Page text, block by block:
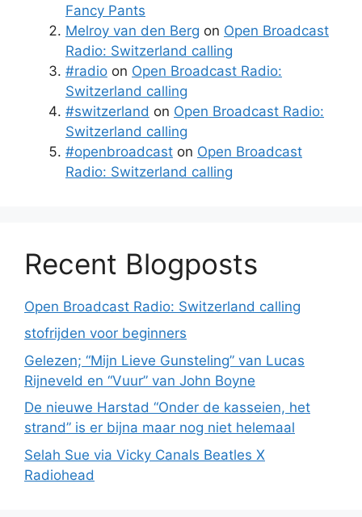
Fancy Pants
Melroy van den Berg on Open Broadcast
Radio: Switzerland calling
#radio on Open Broadcast Radio:
Switzerland calling
#switzerland on Open Broadcast Radio:
Switzerland calling
#openbroadcast on Open Broadcast
Radio: Switzerland calling
Recent Blogposts
Open Broadcast Radio: Switzerland calling
stofrijden voor beginners
Gelezen; “Mijn Lieve Gunsteling” van Lucas
Rijneveld en “Vuur” van John Boyne
De nieuwe Harstad “Onder de kasseien, het
strand” is er bijna maar nog niet helemaal
Selah Sue via Vicky Canals Beatles X
Radiohead